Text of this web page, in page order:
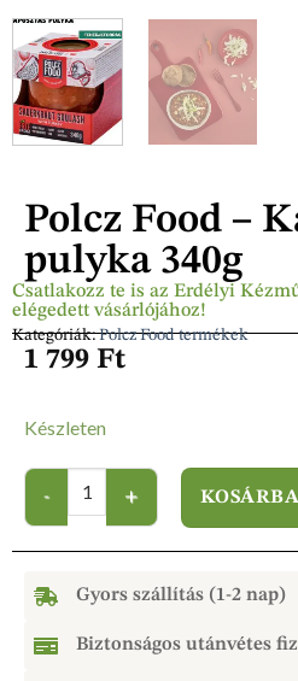
Csatlakozz te is az Erdélyi
elégedett vásárlójához!
Kategóriák:Polcz Food termékek
Polcz Food –
pulyka 340g
1 799 Ft
Készleten
Gyors szállítás (1-2 nap)
Biztonságos utánvétes